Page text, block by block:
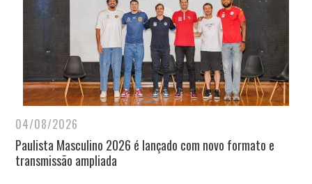
04/08/2026
Paulista Masculino 2026 é lançado com novo formato e
transmissão ampliada